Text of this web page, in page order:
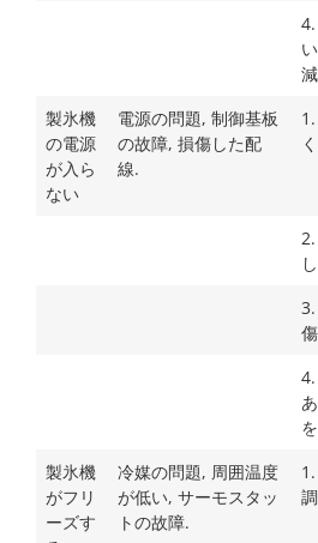
製氷機
の電源
が入ら
ない
電源の問題, 制御基板
の故障, 損傷した配
線.
製氷機
がフリ
ーズす
冷媒の問題, 周囲温度
が低い, サーモスタッ
トの故障.